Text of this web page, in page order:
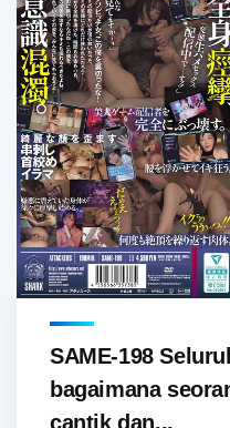
SAME-198
bagaimana
cantik dan...